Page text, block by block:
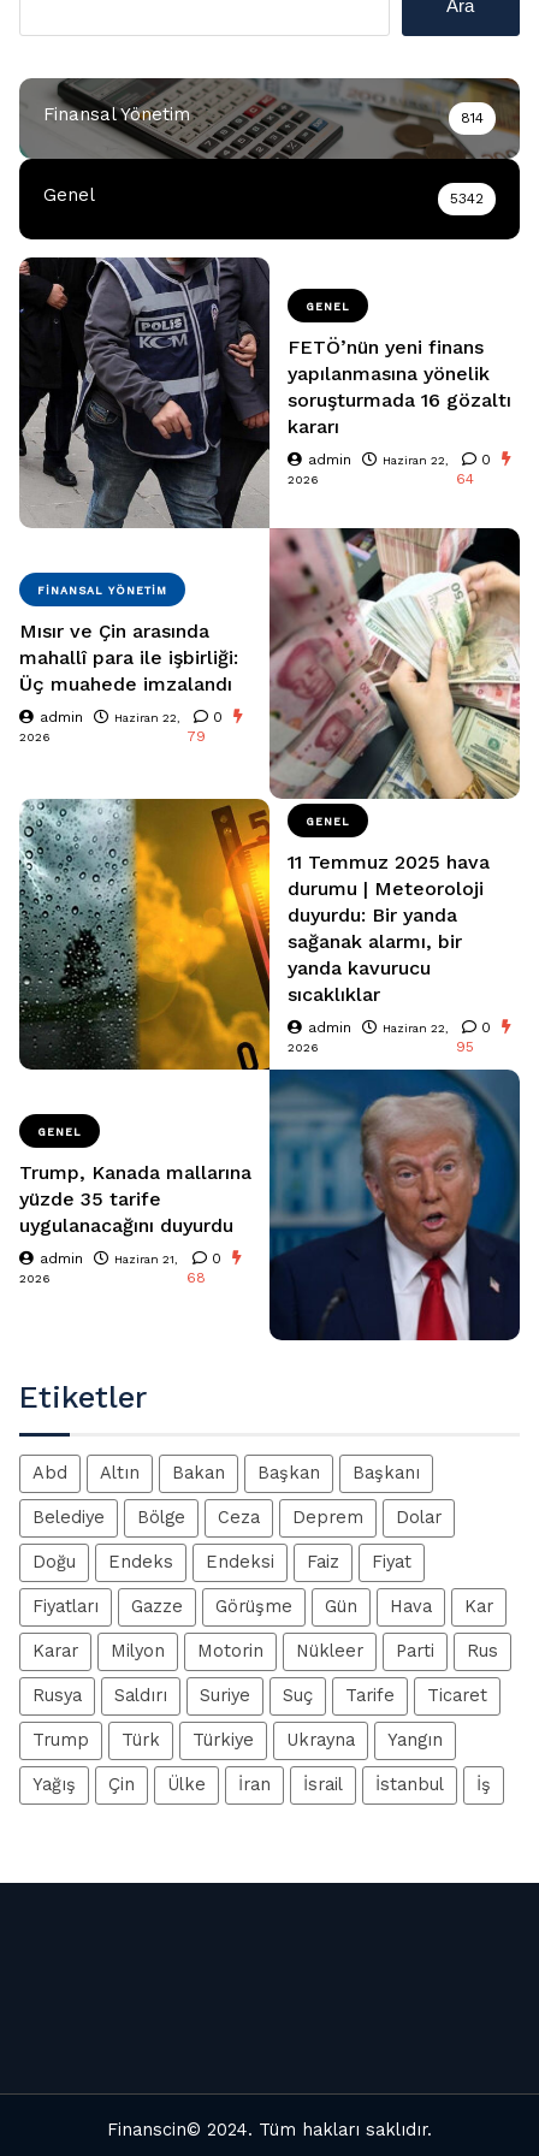
Ara
Finansal Yönetim 814
Genel 5342
GENEL
FETÖ’nün yeni finans
yapılanmasına yönelik
soruşturmada 16 gözaltı
kararı
admin
Haziran 22,
2026
0
64
FINANSAL YÖNETIM
Mısır ve Çin arasında
mahallî para ile işbirliği:
Üç muahede imzalandı
admin
Haziran 22,
2026
0
79
GENEL
11 Temmuz 2025 hava
durumu | Meteoroloji
duyurdu: Bir yanda
sağanak alarmı, bir
yanda kavurucu
sıcaklıklar
admin
Haziran 22,
2026
0
95
GENEL
Trump, Kanada mallarına
yüzde 35 tarife
uygulanacağını duyurdu
admin
Haziran 21,
2026
0
68
Etiketler
Abd Altın Bakan Başkan Başkanı
Belediye Bölge Ceza Deprem Dolar
Doğu Endeks Endeksi Faiz Fiyat
Fiyatları Gazze Görüşme Gün Hava Kar
Karar Milyon Motorin Nükleer Parti Rus
Rusya Saldırı Suriye Suç Tarife Ticaret
Trump Türk Türkiye Ukrayna Yangın
Yağış Çin Ülke İran İsrail İstanbul İş
Finanscin© 2024. Tüm hakları saklıdır.